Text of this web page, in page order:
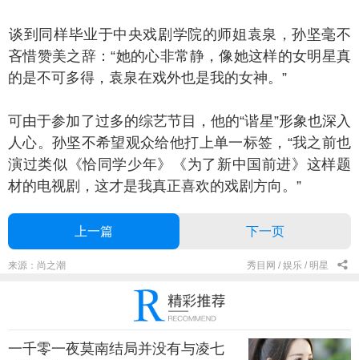
同样毕业于中央戏剧学院的师姐袁泉，孙坚毫不
吝惜赞美之辞：“她的心非常静，像她这样的女明星真
的是不可多得，袁泉在戏外也是我的女神。”
于参加了过多的综艺节目，他的“谐星”形象也深入
人心。孙坚不希望观众给他打上单一标签，“我之前也
演过类似《恰同学少年》《为了新中国前进》这样题
材的电视剧，这才是我真正喜欢的戏剧方向。”
上一篇 下一页
来源：尚之潮 秀目网 / 娱乐 / 明星
一千零一夜莫南结局并没有与凌七